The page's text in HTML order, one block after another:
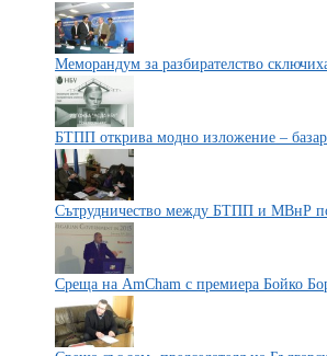
Меморандум за разбирателство
БТПП открива модно изложение –
Сътрудничество между БТПП и МВнР
Среща на AmCham с премиера Бойко